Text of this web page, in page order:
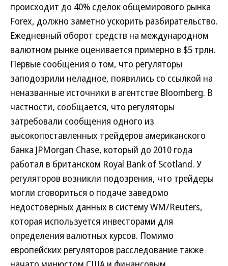
происходит до 40% сделок общемирового рынка
Forex, должно заметно ускорить разбирательство.
Ежедневный оборот средств на международном
валютном рынке оценивается примерно в $5 трлн.
Первые сообщения о том, что регуляторы
заподозрили неладное, появились со ссылкой на
неназванные источники в агентстве Bloomberg. В
частности, сообщается, что регуляторы
затребовали сообщения одного из
высокопоставленных трейдеров американского
банка JPMorgan Chase, который до 2010 года
работал в британском Royal Bank of Scotland. У
регуляторов возникли подозрения, что трейдеры
могли сговориться о подаче заведомо
недостоверных данных в систему WM/Reuters,
которая используется инвесторами для
определения валютных курсов. Помимо
европейских регуляторов расследование также